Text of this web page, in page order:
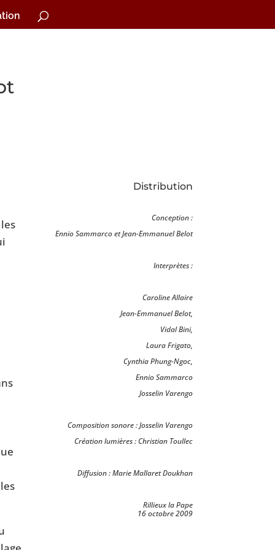
Distribution
Conception :
Ennio Sammarco et Jean-Emmanuel Belot
Interprètes :
Caroline Allaire
Jean-Emmanuel Belot,
Vidal Bini,
Laura Frigato,
Cynthia Phung-Ngoc,
Ennio Sammarco
Josselin Varengo
Composition sonore : Josselin Varengo
Création lumières : Christian Toullec
Diffusion : Marie Mallaret Doukhan
Rillieux la Pape
16 octobre 2009